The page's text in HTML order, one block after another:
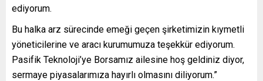
ediyorum.
Bu halka arz sürecinde emeği geçen şirketimizin kıymetli
yöneticilerine ve aracı kurumumuza teşekkür ediyorum.
Pasifik Teknoloji’ye Borsamız ailesine hoş geldiniz diyor,
sermaye piyasalarımıza hayırlı olmasını diliyorum.”